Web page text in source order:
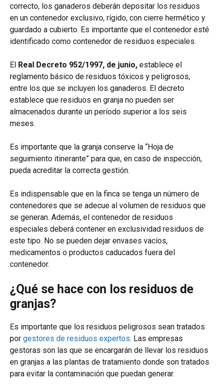
correcto, los ganaderos deberán depositar los residuos
en un contenedor exclusivo, rígido, con cierre hermético y
guardado a cubierto. Es importante que el contenedor esté
identificado como contenedor de residuos especiales.
El Real Decreto 952/1997, de junio, establece el
reglamento básico de residuos tóxicos y peligrosos,
entre los que se incluyen los ganaderos. El decreto
establece que residuos en granja no pueden ser
almacenados durante un período superior a los seis
meses.
Es importante que la granja conserve la “Hoja de
seguimiento itinerante” para que, en caso de inspección,
pueda acreditar la correcta gestión.
Es indispensable que en la finca se tenga un número de
contenedores que se adecue al volumen de residuos que
se generan. Además, el contenedor de residuos
especiales deberá contener en exclusividad residuos de
este tipo. No se pueden dejar envases vacíos,
medicamentos o productos caducados fuera del
contenedor.
¿Qué se hace con los residuos de
granjas?
Es importante que los residuos peligrosos sean tratados
por gestores de residuos expertos. Las empresas
gestoras son las que se encargarán de llevar los residuos
en granjas a las plantas de tratamiento donde son tratados
para evitar la contaminación que puedan generar.